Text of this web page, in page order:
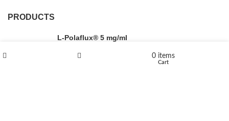
PRODUCTS
L-Polaflux® 5 mg/ml
0 items
Cart